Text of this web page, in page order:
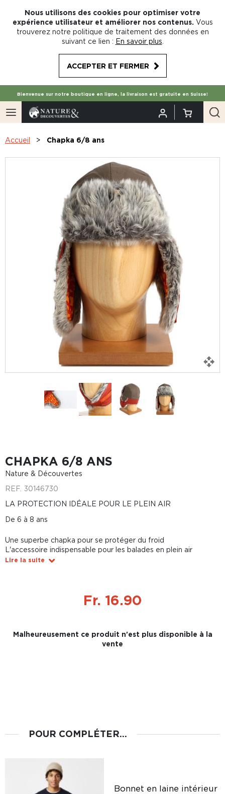
Nous utilisons des cookies pour optimiser votre
expérience utilisateur et améliorer nos contenus. Vous
trouverez notre politique de traitement des données en
suivant ce lien : En savoir plus
ACCEPTER ET FERMER
Bienvenue sur notre boutique en ligne, la livraison est gratuite en Suisse!
Accueil Chapka 6/8 ans
CHAPKA 6/8 ANS
Nature & Découvertes
REF. 30146730
LA PROTECTION IDÉALE POUR LE PLEIN AIR
De 6 à 8 ans
Une superbe chapka pour se protéger du froid
L'accessoire indispensable pour les balades en plein air
Lire la suite
Fr. 16.90
Malheureusement ce produit n'est plus disponible à la
vente
POUR COMPLÉTER...
Bonnet en laine intérieur